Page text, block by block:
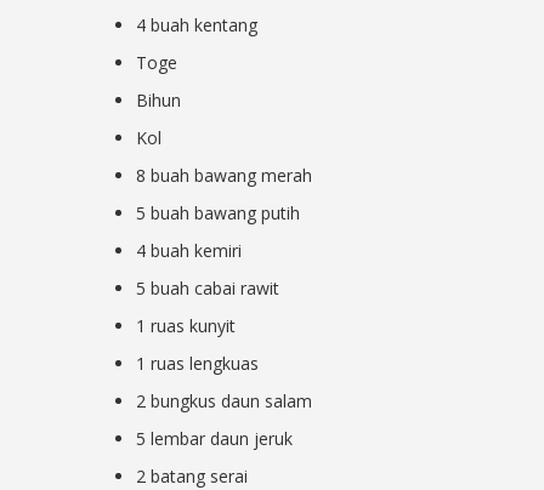
4 buah kentang
Toge
Bihun
Kol
8 buah bawang merah
5 buah bawang putih
4 buah kemiri
5 buah cabai rawit
1 ruas kunyit
1 ruas lengkuas
2 bungkus daun salam
5 lembar daun jeruk
2 batang serai